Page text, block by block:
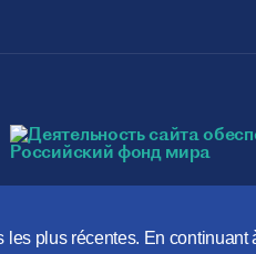
plus récentes. En